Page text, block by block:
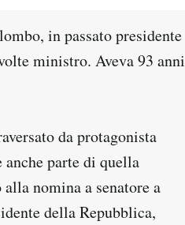
in passato presidente
ministro. Aveva 93 anni
da protagonista
parte di quella
nomina a senatore a
della Repubblica,